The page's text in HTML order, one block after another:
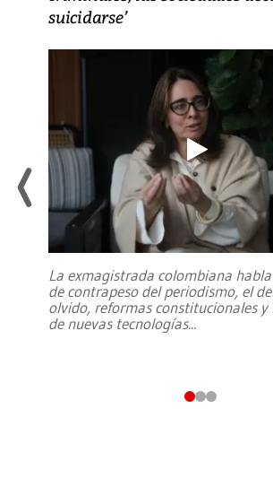
suicidarse’
La exmagistrada colombiana
de contrapeso del periodismo, el
olvido, reformas constitucionales y
de nuevas tecnologías...